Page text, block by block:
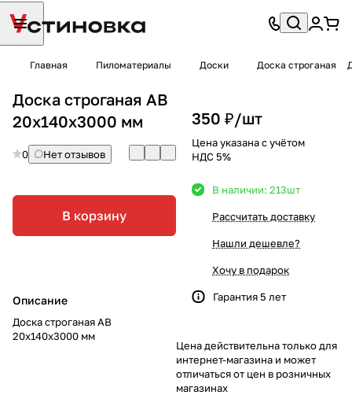
Главная Пиломатериалы Доски Доска строганая
Доска строганая AB
20х140х3000 мм
0 Нет отзывов
В корзину
Описание
Доска строганая AB
20х140х3000 мм
350 ₽/шт
Цена указана с учётом
НДС 5%
В наличии: 213шт
Рассчитать доставку
Нашли дешевле?
Хочу в подарок
Гарантия 5 лет
Цена действительна только для
интернет-магазина и может
отличаться от цен в розничных
магазинах